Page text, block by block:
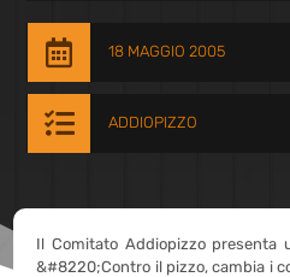
 18 MAGGIO 2005
 ADDIOPIZZO
Il Comitato Addiopizzo presenta
&#8220;Contro il pizzo, cambia i